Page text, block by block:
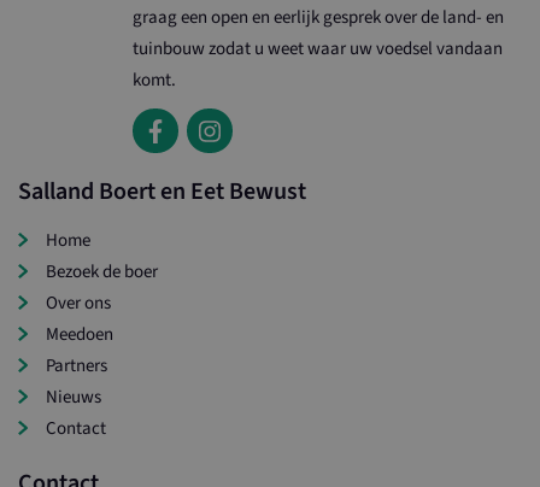
graag een open en eerlijk gesprek over de land- en
tuinbouw zodat u weet waar uw voedsel vandaan
komt.
Salland Boert en Eet Bewust
Home
Bezoek de boer
Over ons
Meedoen
Partners
Nieuws
Contact